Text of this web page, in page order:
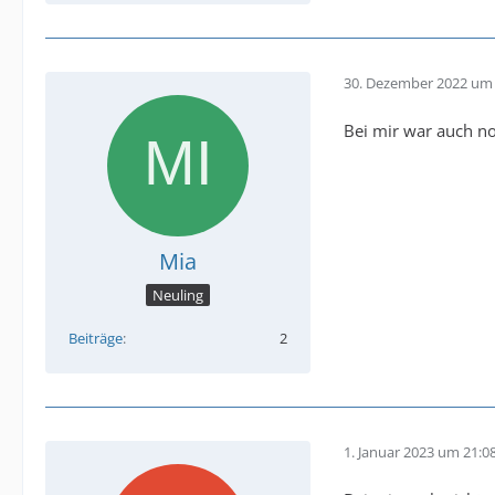
Mia
Neuling
Beiträge 2
30. Dezember 2022 um
Bei mir war auch
1. Januar 2023 um